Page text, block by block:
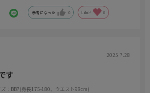
参考になった 0 Like! 0
2025.7.28
す
ズ：BB7(身長175-180、ウエスト98cm)